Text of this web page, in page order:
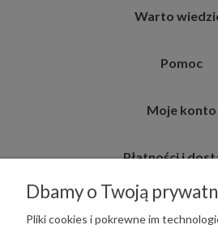
Warto
Pomoc
Moje konto
Płatności i
Informacje
Dbamy o Twoją
Pliki cookies i pokrewne im